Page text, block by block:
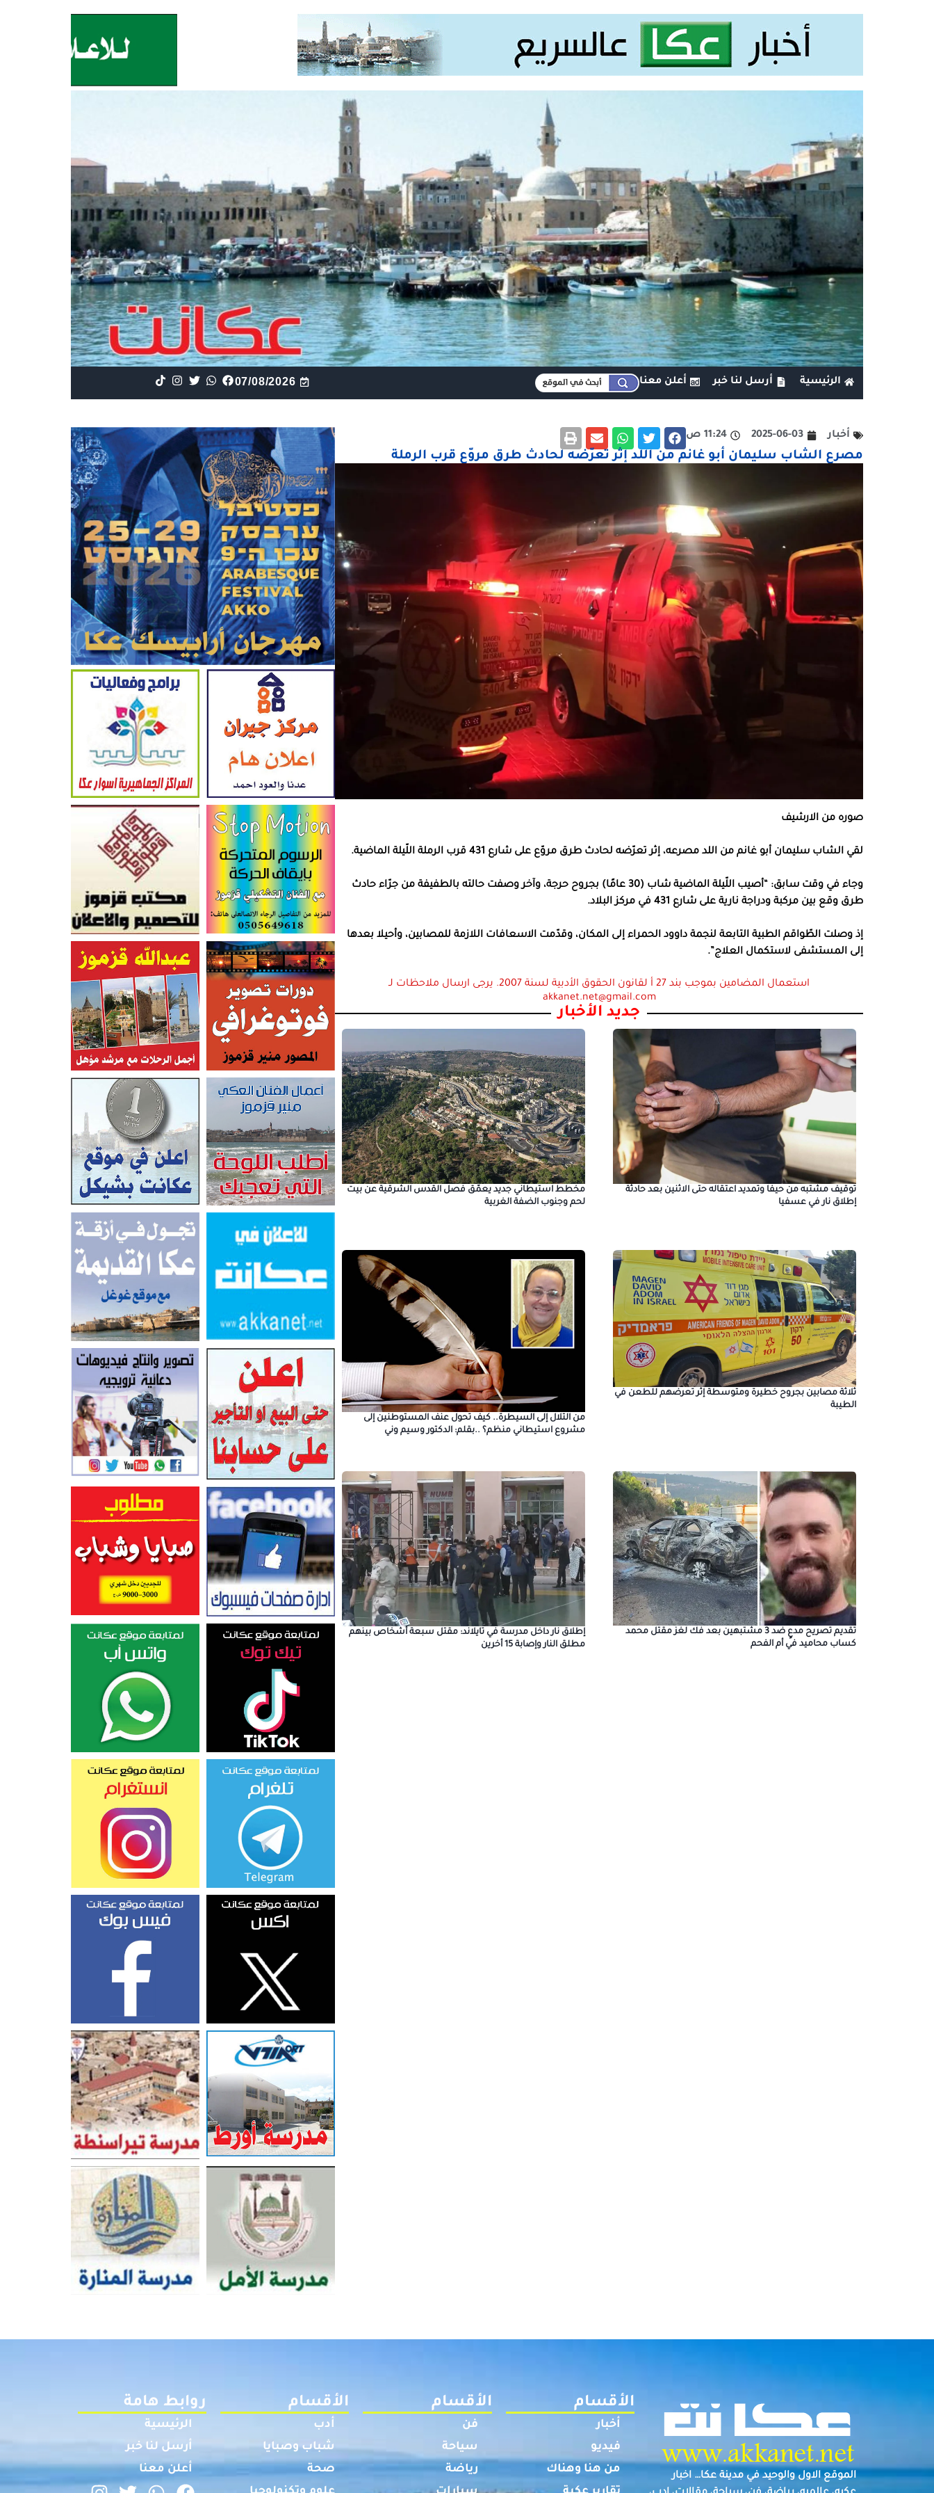
الرئيسية أرسل لنا خبر أعلن معنا 07/08/2026
أخبار 2025-06-03 11:24 ص
مصرع الشاب سليمان أبو غانم من اللد إثر تعرّضه لحادث طرق مروّع قرب الرملة
صوره من الارشيف
لقي الشاب سليمان أبو غانم من اللد مصرعه، إثر تعرّضه لحادث طرق مروّع على شارع 431 قرب الرملة اللّيلة الماضية.
وجاء في وقت سابق: “أصيب اللّيلة الماضية شاب (30 عامًا) بجروح حرجة، وآخر وصفت حالته بالطفيفة من جرّاء حادث
طرق وقع بين مركبة ودراجة نارية على شارع 431 في مركز البلاد.
إذ وصلت الطّواقم الطبية التابعة لنجمة داوود الحمراء إلى المكان، وقدّمت الاسعافات اللازمة للمصابين، وأحيلا بعدها
إلى المستشفى لاستكمال العلاج”.
استعمال المضامين بموجب بند 27 أ لقانون الحقوق الأدبية لسنة 2007. يرجى ارسال ملاحظات لـ
akkanet.net@gmail.com
جديد الأخبار
توقيف مشتبه من حيفا وتمديد اعتقاله حتى الاثنين بعد حادثة
إطلاق نار في عسفيا
مخطط استيطاني جديد يعمّق فصل القدس الشرقية عن بيت
لحم وجنوب الضفة الغربية
ثلاثة مصابين بجروح خطيرة ومتوسطة إثر تعرضهم للطعن في
الطيبة
من التلال إلى السيطرة.. كيف تحول عنف المستوطنين إلى
مشروع استيطاني منظم؟ ..بقلم: الدكتور وسيم وني
تقديم تصريح مدعٍ ضد 3 مشتبهين بعد فك لغز مقتل محمد
كساب محاميد في أم الفحم
إطلاق نار داخل مدرسة في تايلاند: مقتل سبعة أشخاص بينهم
مطلق النار وإصابة 15 أخرين
الموقع الاول والوحيد في مدينة عكا… اخبار
الأقسام
أخبار
فيديو
من هنا وهناك
الأقسام
فن
سياحة
رياضة
الأقسام
أدب
شباب وصبايا
صحة
روابط هامة
الرئيسية
أرسل لنا خبر
أعلن معنا